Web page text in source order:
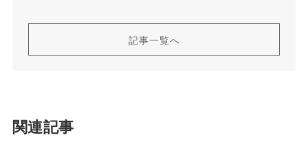
記事一覧へ
関連記事